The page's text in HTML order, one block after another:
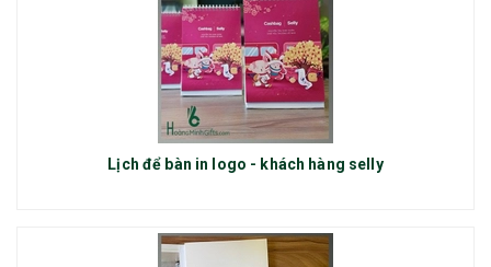
Lịch để bàn in logo - khách hàng selly